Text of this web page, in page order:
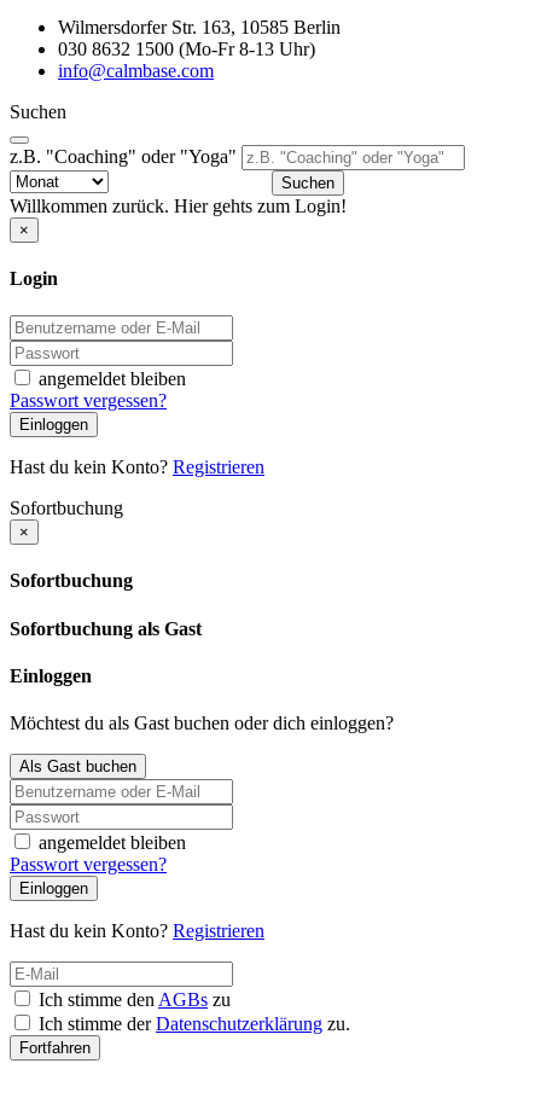
Wilmersdorfer Str. 163, 10585 Berlin
030 8632 1500 (Mo-Fr 8-13 Uhr)
info@calmbase.com
Suchen
z.B. "Coaching" oder "Yoga"
Suchen
Willkommen zurück. Hier gehts zum Login!
×
Login
angemeldet bleiben
Passwort vergessen?
Einloggen
Hast du kein Konto? Registrieren
Sofortbuchung
×
Sofortbuchung
Sofortbuchung als Gast
Einloggen
Möchtest du als Gast buchen oder dich einloggen?
Als Gast buchen
angemeldet bleiben
Passwort vergessen?
Einloggen
Hast du kein Konto? Registrieren
Ich stimme den AGBs zu
Ich stimme derDatenschutzerklärung zu.
Fortfahren